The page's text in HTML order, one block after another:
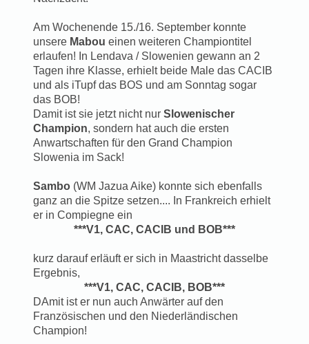
Am Wochenende 15./16. September konnte
unsere Mabou einen weiteren Championtitel
erlaufen! In Lendava / Slowenien gewann an 2
Tagen ihre Klasse, erhielt beide Male das CACIB
und als iTupf das BOS und am Sonntag sogar
das BOB!
Damit ist sie jetzt nicht nur Slowenischer
Champion, sondern hat auch die ersten
Anwartschaften für den Grand Champion
Slowenia im Sack!
Sambo (WM Jazua Aike) konnte sich ebenfalls
ganz an die Spitze setzen.... In Frankreich erhielt
er in Compiegne ein
***V1, CAC, CACIB und BOB***
kurz darauf erläuft er sich in Maastricht dasselbe
Ergebnis,
***V1, CAC, CACIB, BOB***
DAmit ist er nun auch Anwärter auf den
Französischen und den Niederländischen
Champion!